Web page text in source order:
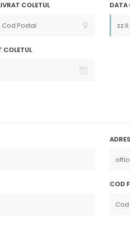
Soft sense
COLETUL DATA
COLETUL
COD